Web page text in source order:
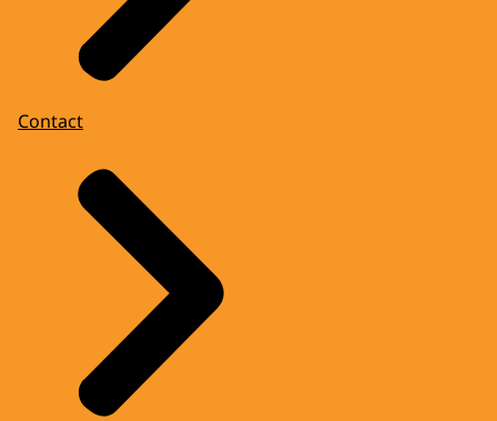
Contact